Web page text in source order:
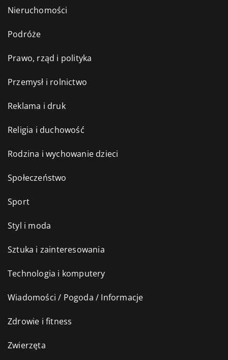
Nieruchomości
Podróże
Prawo, rząd i polityka
Przemysł i rolnictwo
Reklama i druk
Religia i duchowość
Rodzina i wychowanie dzieci
Społeczeństwo
Sport
Styl i moda
Sztuka i zainteresowania
Technologia i komputery
Wiadomości / Pogoda / Informacje
Zdrowie i fitness
Zwierzęta